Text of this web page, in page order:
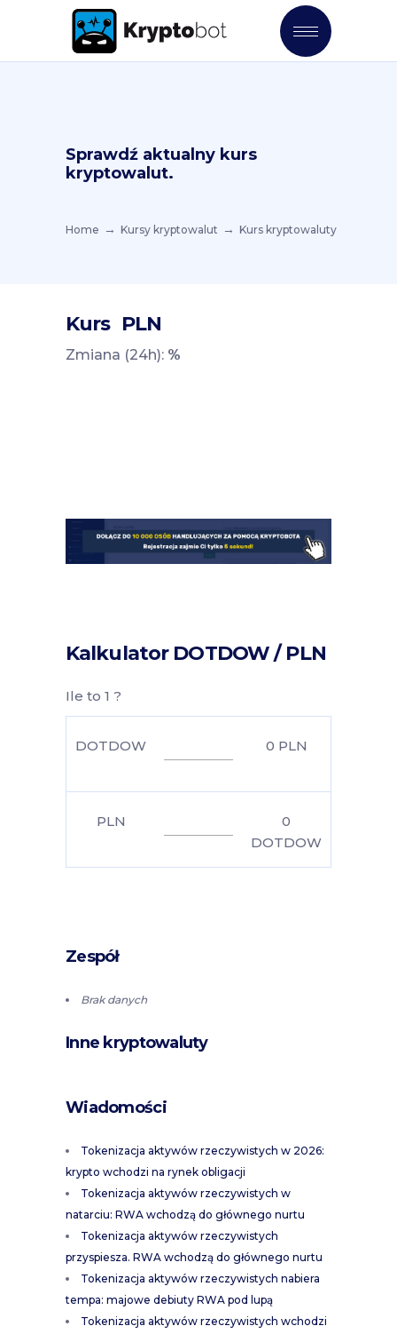
Sprawdź aktualny kurs
kryptowalut.
Home Kursy kryptowalut Kurs kryptowaluty
Kurs PLN
Zmiana (24h): %
Kalkulator DOTDOW / PLN
Ile to 1 ?
DOTDOW 0 PLN
PLN
0
DOTDOW
Zespół
Brak danych
Inne kryptowaluty
Wiadomości
Tokenizacja aktywów rzeczywistych w 2026:
krypto wchodzi na rynek obligacji
Tokenizacja aktywów rzeczywistych w
natarciu: RWA wchodzą do głównego nurtu
Tokenizacja aktywów rzeczywistych
przyspiesza. RWA wchodzą do głównego nurtu
Tokenizacja aktywów rzeczywistych nabiera
tempa: majowe debiuty RWA pod lupą
Tokenizacja aktywów rzeczywistych wchodzi